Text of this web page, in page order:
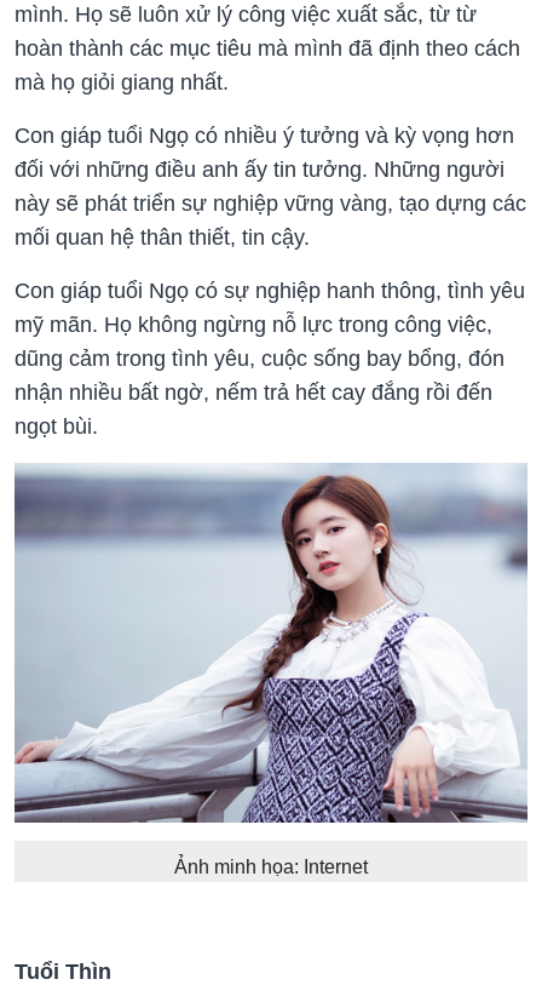
mình. Họ sẽ luôn xử lý công việc xuất sắc, từ từ
hoàn thành các mục tiêu mà mình đã định theo cách
mà họ giỏi giang nhất.
Con giáp tuổi Ngọ có nhiều ý tưởng và kỳ vọng hơn
đối với những điều anh ấy tin tưởng. Những người
này sẽ phát triển sự nghiệp vững vàng, tạo dựng các
mối quan hệ thân thiết, tin cậy.
Con giáp tuổi Ngọ có sự nghiệp hanh thông, tình yêu
mỹ mãn. Họ không ngừng nỗ lực trong công việc,
dũng cảm trong tình yêu, cuộc sống bay bổng, đón
nhận nhiều bất ngờ, nếm trả hết cay đắng rồi đến
ngọt bùi.
Ảnh minh họa: Internet
Tuổi Thìn